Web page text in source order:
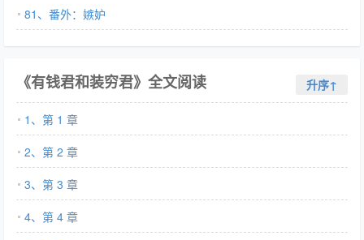
81、番外：嫉妒
《有钱君和装穷君》全文阅读 升序↑
1、第 1 章
2、第 2 章
3、第 3 章
4、第 4 章